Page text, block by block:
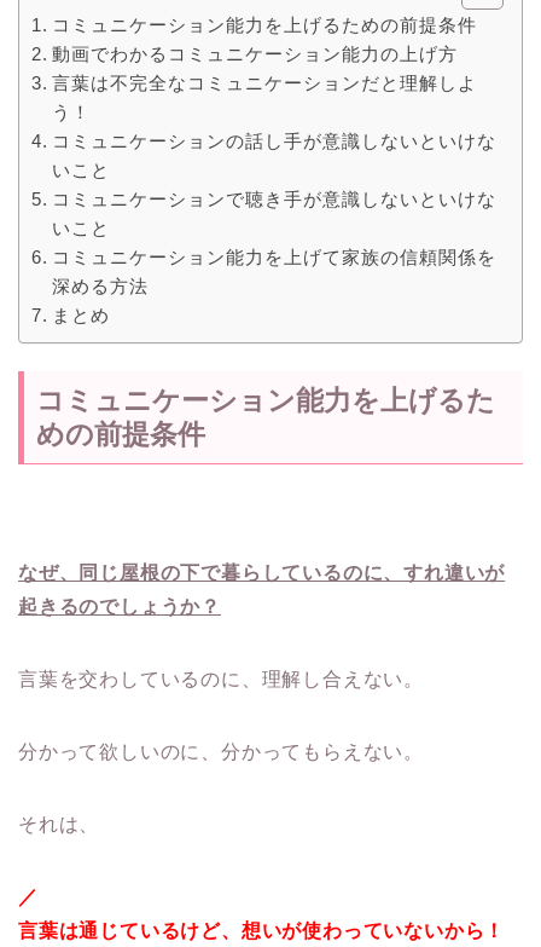
コミュニケーション能力を上げるための前提条件
動画でわかるコミュニケーション能力の上げ方
言葉は不完全なコミュニケーションだと理解しよ
う！
コミュニケーションの話し手が意識しないといけな
いこと
コミュニケーションで聴き手が意識しないといけな
いこと
コミュニケーション能力を上げて家族の信頼関係を
深める方法
まとめ
コミュニケーション能力を上げるた
めの前提条件
なぜ、同じ屋根の下で暮らしているのに、すれ違いが
起きるのでしょうか？
言葉を交わしているのに、理解し合えない。
分かって欲しいのに、分かってもらえない。
それは、
／
言葉は通じているけど、想いが使わっていないから！